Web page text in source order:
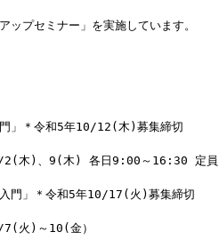
ップセミナー」を実施しています。
門」＊令和5年10/12(木)募集締切
)、9(木) 各日9:00～16:30 定員：
入門」＊令和5年10/17(火)募集締切
)～10(金）